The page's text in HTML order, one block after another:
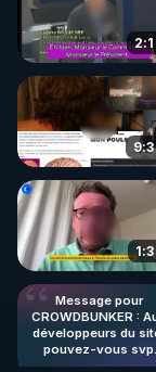
🌱 LA
Pour ne pas
http://rgnr.li/
🌱 VIDÉOS
Toutes les
http://rgnr.li/
🌱 LES
http://rgnr.li/
Message pour
CROWDBUNKER :
développeurs du
pouvez-vous svp
remettre la